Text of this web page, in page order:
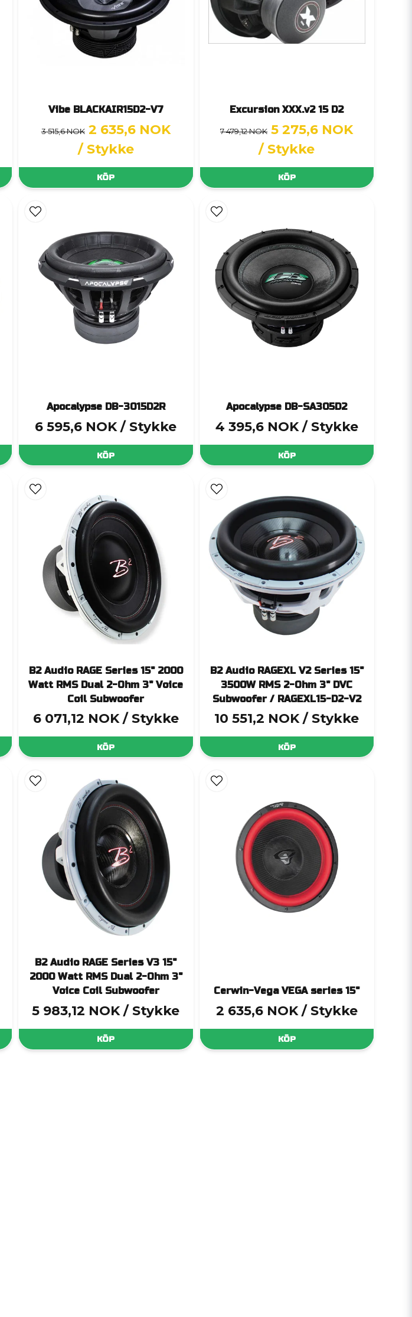
Vibe BLACKAIR15D2-V7
3 515,6 NOK 2 635,6 NOK
/ Stykke
KÖP
Excursion XXX.v2 15 D2
7 479,12 NOK 5 275,6 NOK
/ Stykke
KÖP
Apocalypse DB-3015D2R
6 595,6 NOK / Stykke
KÖP
Apocalypse DB-SA305D2
4 395,6 NOK / Stykke
KÖP
B2 Audio RAGE Series 15" 2000
Watt RMS Dual 2-Ohm 3" Voice
Coil Subwoofer
6 071,12 NOK / Stykke
KÖP
B2 Audio RAGEXL V2 Series 15"
3500W RMS 2-Ohm 3" DVC
Subwoofer / RAGEXL15-D2-V2
10 551,2 NOK / Stykke
KÖP
B2 Audio RAGE Series V3 15"
2000 Watt RMS Dual 2-Ohm 3"
Voice Coil Subwoofer
5 983,12 NOK / Stykke
KÖP
Cerwin-Vega VEGA series 15"
2 635,6 NOK / Stykke
KÖP